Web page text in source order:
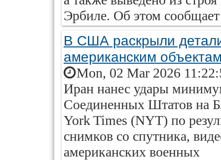
Эрбиле. Об этом сообщает
В США раскрыли
американским
Mon, 02 Mar 2026
Иран нанес удары
Соединенных Штатов на
York Times (NYT) по
снимков cо спутника,
американских военных